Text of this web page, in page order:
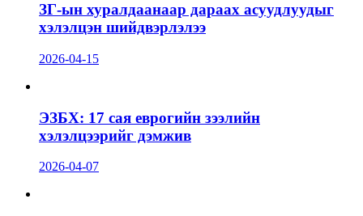
ЗГ-ын хуралдаанаар дараах асуудлуудыг
хэлэлцэн шийдвэрлэлээ
2026-04-15
ЭЗБХ: 17 сая еврогийн зээлийн
хэлэлцээрийг дэмжив
2026-04-07